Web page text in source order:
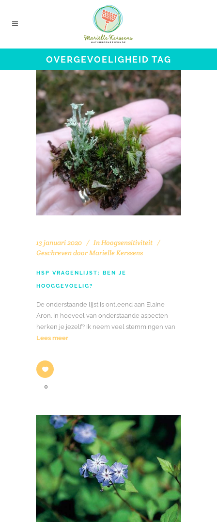
OVERGEVOELIGHEID TAG
13 januari 2020 InHoogsensitiviteit
Geschreven doorMarielle Kerssens
HSP VRAGENLIJST: BEN JE
HOOGGEVOELIG?
De onderstaande lijst is ontleend aan Elaine
Aron. In hoeveel van onderstaande aspecten
herken je jezelf? Ik neem veel stemmingen van
Lees meer
0